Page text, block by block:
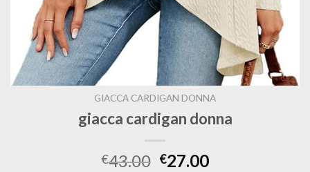
GIACCA CARDIGAN DONNA
giacca cardigan donna
€43.00 €27.00